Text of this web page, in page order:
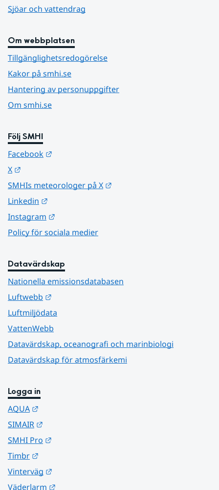
Sjöar och vattendrag
Om webbplatsen
Tillgänglighetsredogörelse
Kakor på smhi.se
Hantering av personuppgifter
Om smhi.se
Följ SMHI
Facebook
X
SMHIs meteorologer på X
Linkedin
Instagram
Policy för sociala medier
Datavärdskap
Nationella emissionsdatabasen
Luftwebb
Luftmiljödata
VattenWebb
Datavärdskap, oceanografi och marinbiologi
Datavärdskap för atmosfärkemi
Logga in
AQUA
SIMAIR
SMHI Pro
Timbr
Vinterväg
Väderlarm